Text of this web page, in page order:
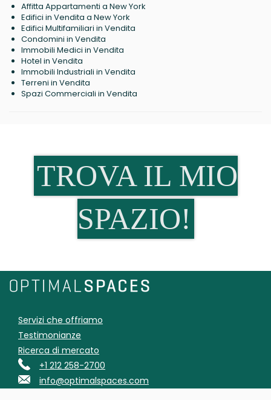
Affitta Appartamenti a New York
Edifici in Vendita a New York
Edifici Multifamiliari in Vendita
Condomini in Vendita
Immobili Medici in Vendita
Hotel in Vendita
Immobili Industriali in Vendita
Terreni in Vendita
Spazi Commerciali in Vendita
TROVA IL MIO
SPAZIO!
Servizi che offriamo
Testimonianze
Ricerca di mercato
+1 212 258-2700
info@optimalspaces.com